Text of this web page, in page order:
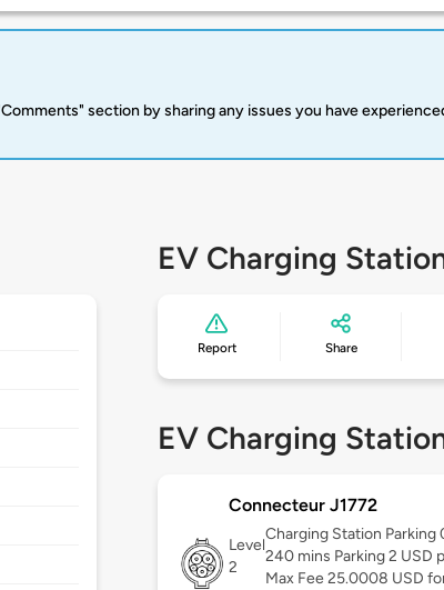
section by sharing any issues you have
EV Charging
Report Share
EV Charging
Connecteur J1772
Level
2
Charging Station
240 mins Parking 2 USD
Max Fee 25.0008 USD